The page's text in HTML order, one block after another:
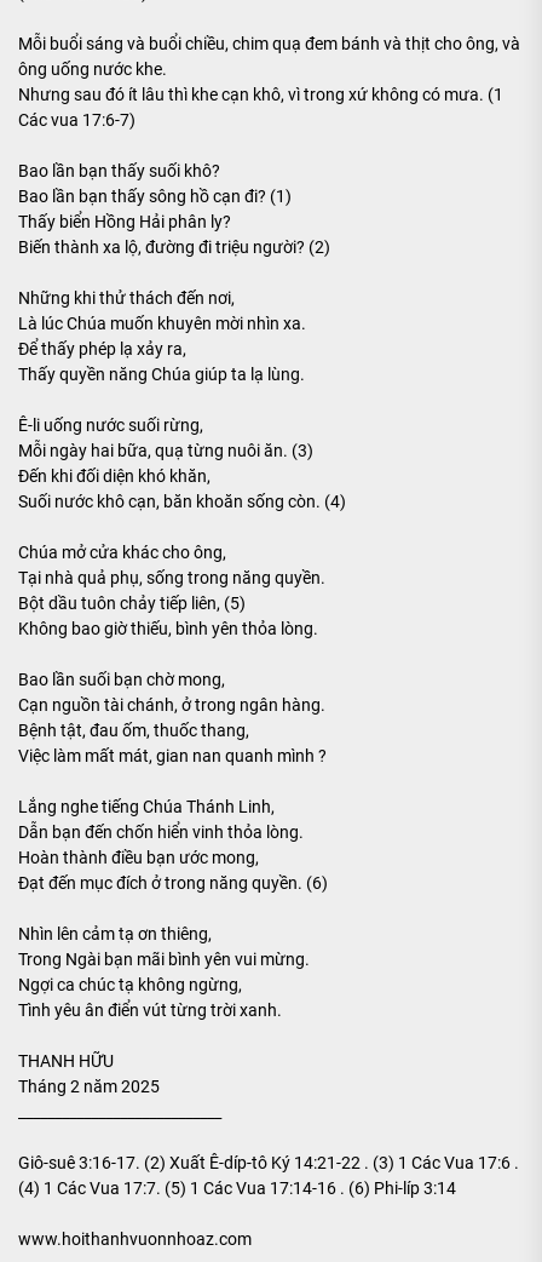
Mỗi buổi sáng và buổi chiều, chim quạ đem bánh và thịt cho ông, và
ông uống nước khe.
Nhưng sau đó ít lâu thì khe cạn khô, vì trong xứ không có mưa. (1
Các vua 17:6-7)
Bao lần bạn thấy suối khô?
Bao lần bạn thấy sông hồ cạn đi? (1)
Thấy biển Hồng Hải phân ly?
Biến thành xa lộ, đường đi triệu người? (2)
Những khi thử thách đến nơi,
Là lúc Chúa muốn khuyên mời nhìn xa.
Để thấy phép lạ xảy ra,
Thấy quyền năng Chúa giúp ta lạ lùng.
Ê-li uống nước suối rừng,
Mỗi ngày hai bữa, quạ từng nuôi ăn. (3)
Đến khi đối diện khó khăn,
Suối nước khô cạn, băn khoăn sống còn. (4)
Chúa mở cửa khác cho ông,
Tại nhà quả phụ, sống trong năng quyền.
Bột dầu tuôn chảy tiếp liên, (5)
Không bao giờ thiếu, bình yên thỏa lòng.
Bao lần suối bạn chờ mong,
Cạn nguồn tài chánh, ở trong ngân hàng.
Bệnh tật, đau ốm, thuốc thang,
Việc làm mất mát, gian nan quanh mình ?
Lắng nghe tiếng Chúa Thánh Linh,
Dẫn bạn đến chốn hiển vinh thỏa lòng.
Hoàn thành điều bạn ước mong,
Đạt đến mục đích ở trong năng quyền. (6)
Nhìn lên cảm tạ ơn thiêng,
Trong Ngài bạn mãi bình yên vui mừng.
Ngợi ca chúc tạ không ngừng,
Tình yêu ân điển vút từng trời xanh.
THANH HỮU
Tháng 2 năm 2025
Giô-suê 3:16-17. (2) Xuất Ê-díp-tô Ký 14:21-22 . (3) 1 Các Vua 17:6 .
(4) 1 Các Vua 17:7. (5) 1 Các Vua 17:14-16 . (6) Phi-líp 3:14
www.hoithanhvuonnhoaz.com